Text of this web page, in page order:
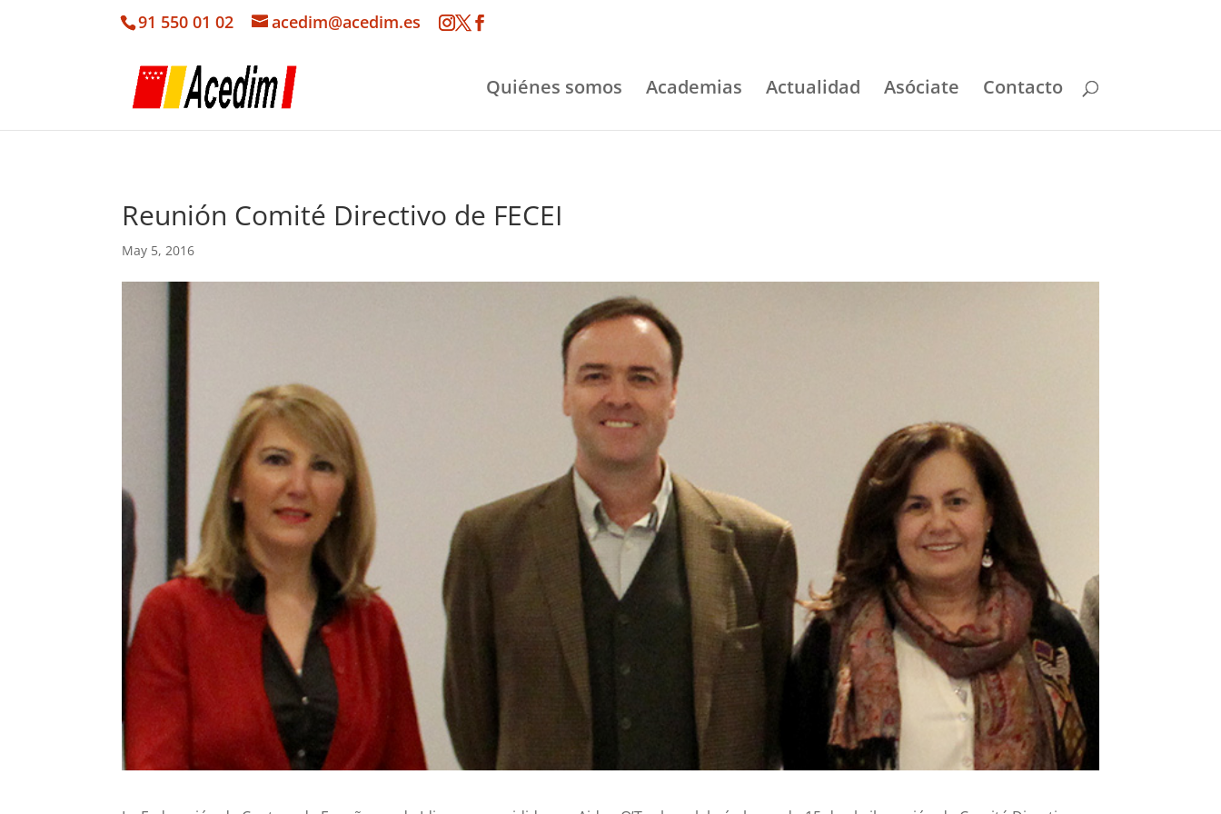
91 550 01 02 acedim@acedim.es
Quiénes somos Academias Actualidad Asóciate Contacto
Reunión Comité Directivo de FECEI
May 5, 2016